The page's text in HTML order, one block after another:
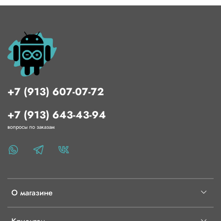
О магазине
+7 (913) 607-07-72
+7 (913) 643-43-94
вопросы по заказам